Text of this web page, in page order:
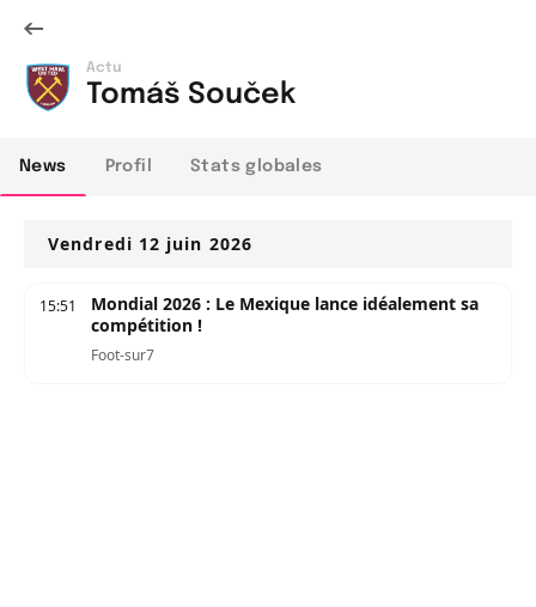
Actu
Tomáš Souček
News Profil Stats globales
Vendredi 12 juin 2026
15:51
Mondial 2026 : Le Mexique lance idéalement sa
compétition !
Foot-sur7